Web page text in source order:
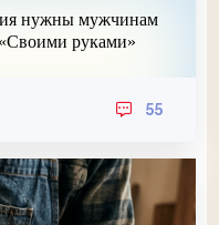
нужны мужчинам
руками»
55